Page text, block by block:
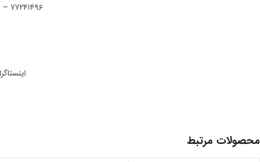
۷۷۲۴۱۴۹۶ – ۰۲۱ | ۷۷۱۳۲۶۶۵ – ۰۲۱۷۷۲۴۱۴۹۷ – ۰۲۱ | ۷۷۸۹۲۱۹۳ – ۰۲۱
محصولات مرتبط